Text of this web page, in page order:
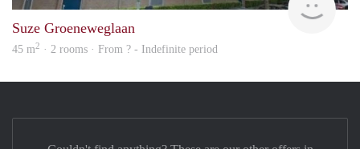
Suze Groeneweglaan
45 m2 · 2 rooms · From ? - Indefinite period